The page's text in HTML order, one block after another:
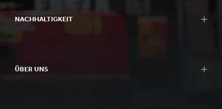
NACHHALTIGKEIT
ÜBER UNS